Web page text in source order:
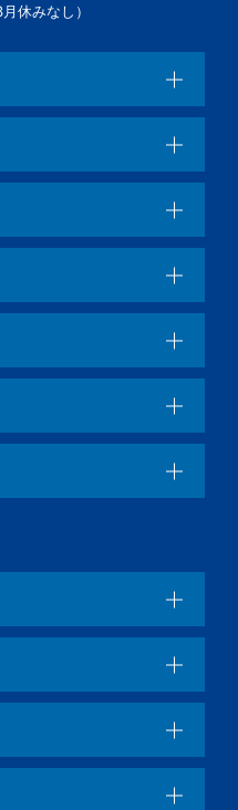
休みなし）